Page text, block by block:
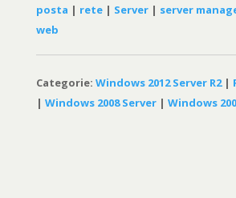
posta | rete| Server| server
web
Categorie: Windows 2012 Server R2|
| Windows 2008 Server| Windows